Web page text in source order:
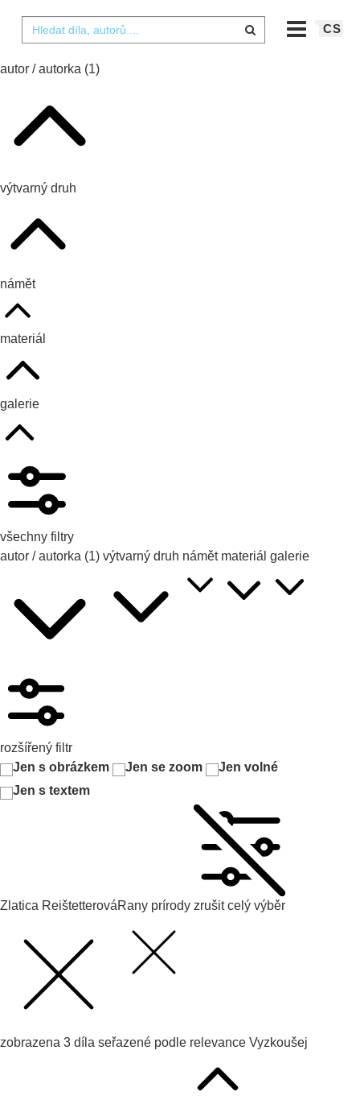
CS
autor / autorka (1)
výtvarný druh
námět
materiál
galerie
všechny filtry
autor / autorka (1) výtvarný druh námět materiál galerie
rozšířený filtr
Jen s obrázkem
Jen se zoom
Jen volné
Jen s textem
Zlatica ReištetterováRany prírody zrušit celý výběr
zobrazena 3 díla seřazené podle relevance Vyzkoušej